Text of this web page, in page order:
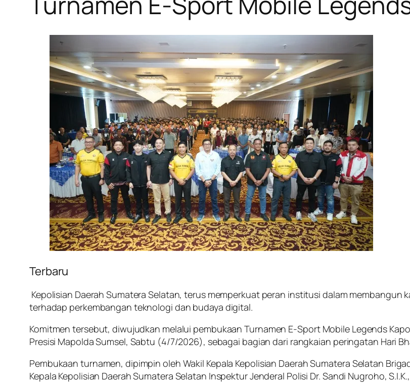
Terbaru
Kepolisian Daerah Sumatera Selatan, terus memperkuat peran institusi dalam
terhadap perkembangan teknologi dan budaya digital.
Komitmen tersebut, diwujudkan melalui pembukaan Turnamen E-Sport Mobile Legends
Presisi Mapolda Sumsel, Sabtu (4/7/2026), sebagai bagian dari rangkaian peringatan Hari
Pembukaan turnamen, dipimpin oleh Wakil Kepala Kepolisian Daerah Sumatera Selatan
Kepala Kepolisian Daerah Sumatera Selatan Inspektur Jenderal Polisi Dr. Sandi Nugroho, S.I.K.,